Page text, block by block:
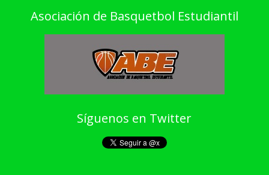
Asociación de Basquetbol Estudiantil
Síguenos en Twitter